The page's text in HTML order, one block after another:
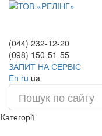
(044) 232-12-20
(098) 150-51-55
ЗАПИТ НА СЕРВІС
En ru ua
Категорії